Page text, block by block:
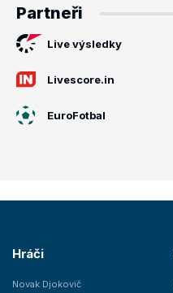
Partneři
Live výsledky
Livescore.in
EuroFotbal
Hráči
Novak Djokovič